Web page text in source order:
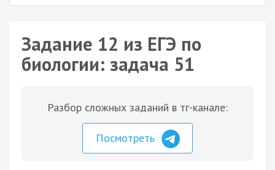
Задание 12 из ЕГЭ по
биологии: задача 51
Разбор сложных заданий в тг-канале:
Посмотреть